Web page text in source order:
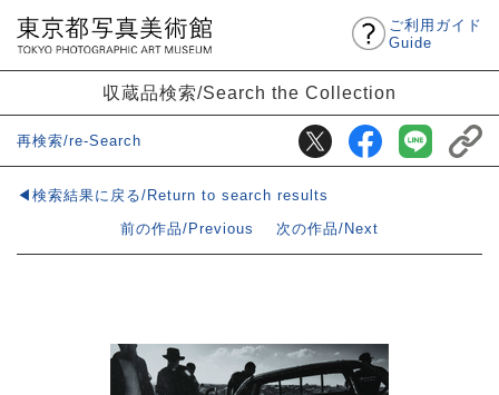
ご利用ガイド
Guide
収蔵品検索/Search the Collection
再検索/re-Search
◀検索結果に戻る/Return to search results
前の作品/Previous
次の作品/Next